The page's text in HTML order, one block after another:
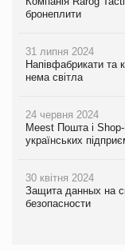
бронеплити
31 липня 2024
Напівфабрикати та
нема світла
24 червня 2024
Meest Пошта і
українських
30 квітня 2024
Защита данных на
безопасности